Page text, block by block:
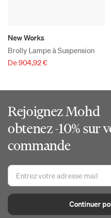
New Works
Brolly Lampe à Suspension
De 904,92 €
Rejoignez Mohd
obtenez -10% sur
commande
Continuer